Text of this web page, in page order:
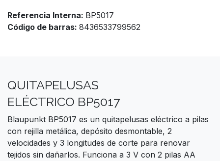
Referencia Interna: BP5017
Código de barras: 8436533799562
QUITAPELUSAS
ELÉCTRICO BP5017
Blaupunkt BP5017 es un quitapelusas eléctrico a pilas
con rejilla metálica, depósito desmontable, 2
velocidades y 3 longitudes de corte para renovar
tejidos sin dañarlos. Funciona a 3 V con 2 pilas AA